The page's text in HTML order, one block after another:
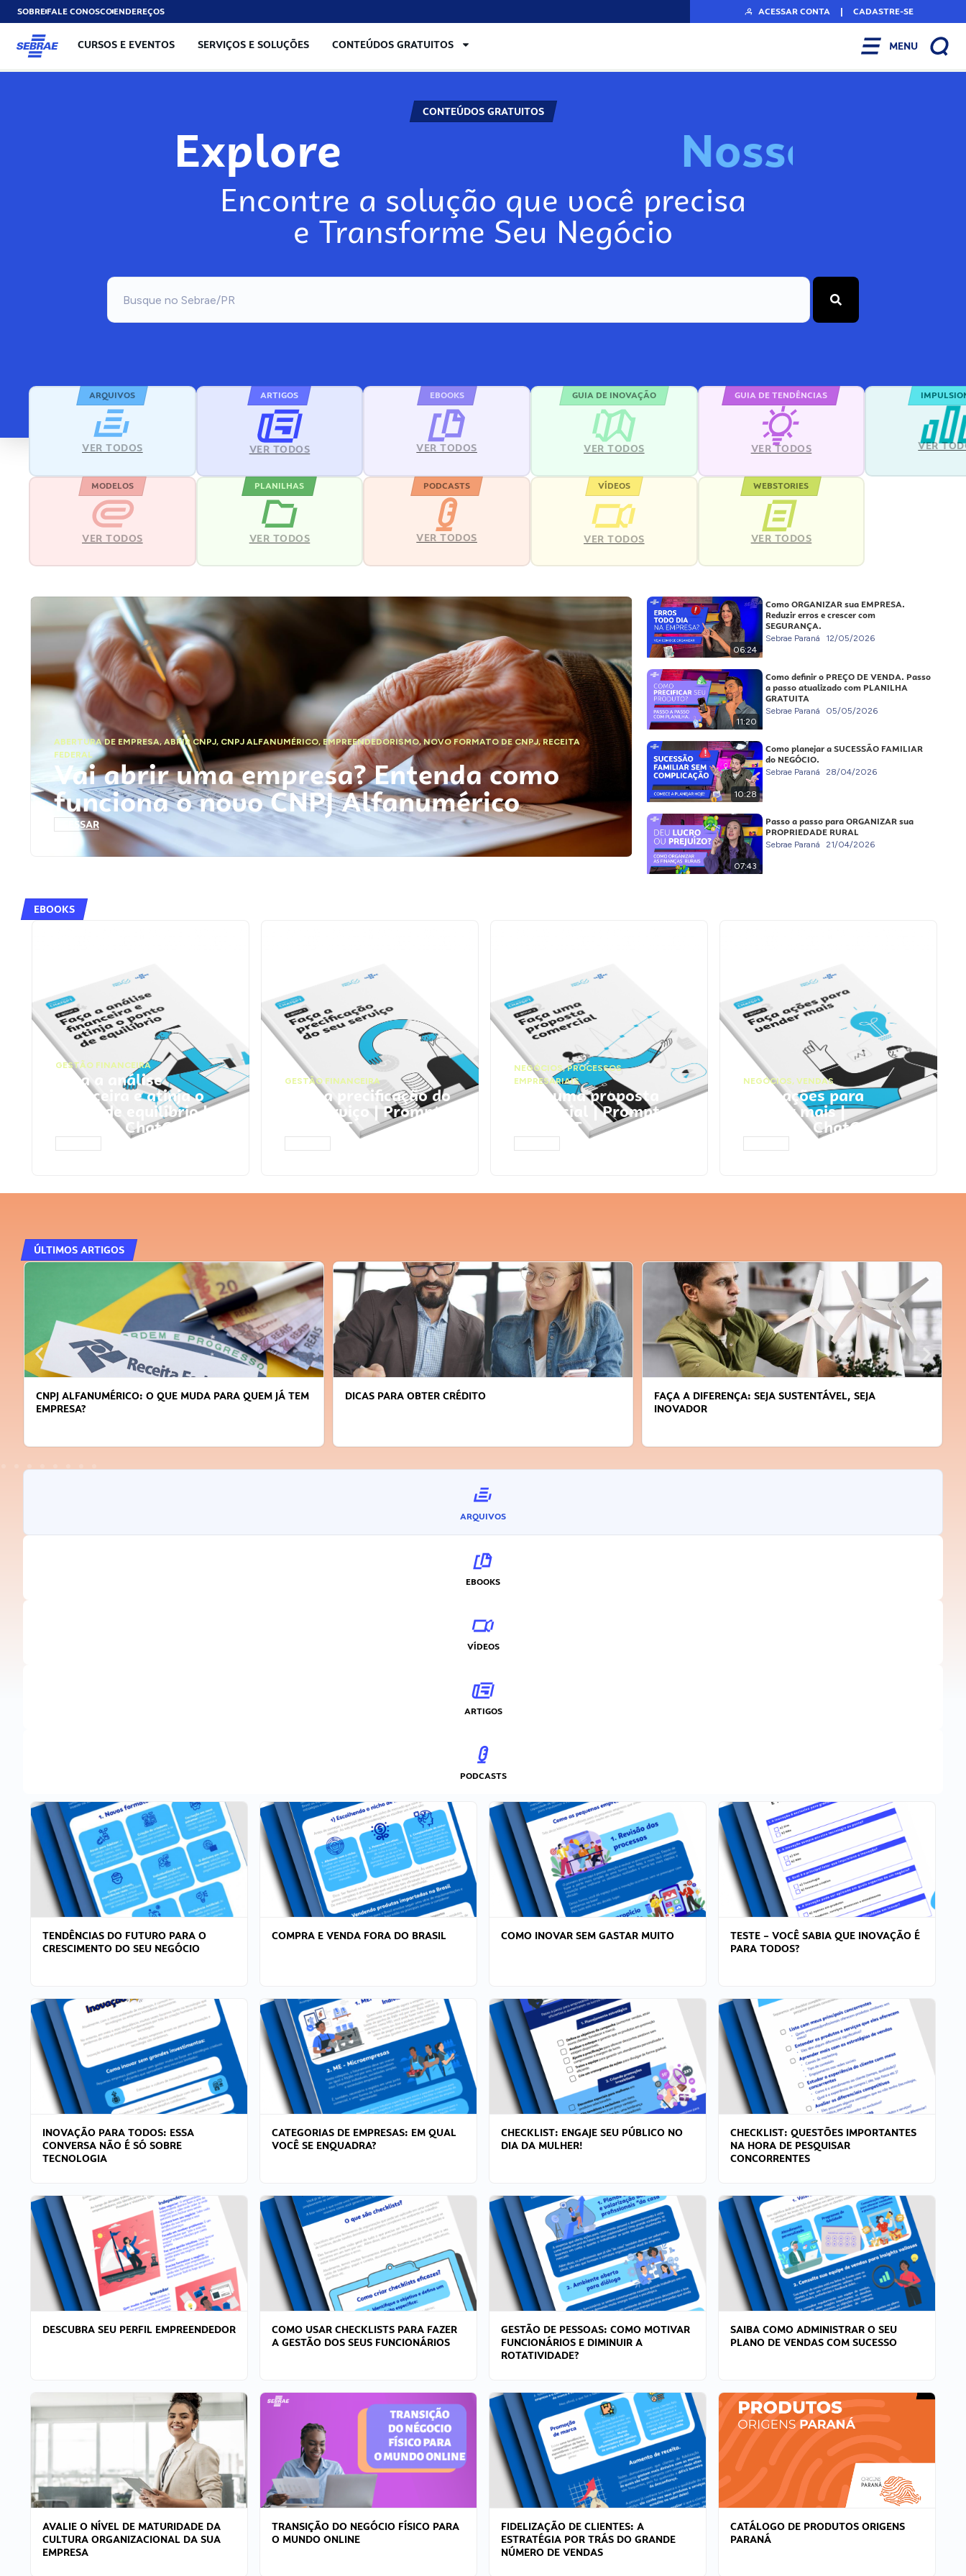
SOBREFALE CONOSCOENDEREÇOS ACESSAR CONTA | CADASTRE-SE
CURSOS E EVENTOS SERVIÇOS E SOLUÇÕES CONTEÚDOS GRATUITOS MENU
CONTEÚDOS GRATUITOS
Explore Nosso
Encontre a solução que você precisa
e Transforme Seu Negócio
ARQUIVOS
VER TODOS
ARTIGOS
VER TODOS
EBOOKS
VER TODOS
GUIA DE INOVAÇÃO
VER TODOS
GUIA DE TENDÊNCIAS
VER TODOS VER
MODELOS
VER TODOS
PLANILHAS
VER TODOS
PODCASTS
VER TODOS
VÍDEOS
VER TODOS
WEBSTORIES
VER TODOS
ABERTURA DE EMPRESA,ABRIR CNPJ, CNPJ ALFANUMÉRICO, EMPREENDEDORISMO,NOVO FORMATO DE CNPJ,RECEITA
FEDERAL
Vai abrir uma empresa? Entenda como
funciona o novo CNPJ Alfanumérico
ACESSAR
06:24
Como ORGANIZAR sua EMPRESA.
Reduzir erros e crescer com
SEGURANÇA.
Sebrae Paraná 12/05/2026
11:20
Como definir o PREÇO DE VENDA. Passo
a passo atualizado com PLANILHA
GRATUITA
Sebrae Paraná 05/05/2026
10:28
Como planejar a SUCESSÃO FAMILIAR
do NEGÓCIO.
Sebrae Paraná 28/04/2026
07:43
Passo a passo para ORGANIZAR sua
PROPRIEDADE RURAL
Sebrae Paraná 21/04/2026
EBOOKS
GESTÃO FINANCEIRA
Faça a análise
financeira e atinja o
ponto de equilíbrio |
Prompts ChatGPT
GESTÃO FINANCEIRA
Faça a precificação do
seu serviço | Prompts
ChatGPT
NEGÓCIOS,PROCESSOS
EMPRESARIAIS
Faça uma proposta
comercial | Prompts
ChatGPT
NEGÓCIOS, VENDAS
Faça ações para
vender mais |
Prompts ChatGPT
ÚLTIMOS ARTIGOS
CNPJ ALFANUMÉRICO: O QUE MUDA PARA QUEM JÁ TEM
EMPRESA?
DICAS PARA OBTER CRÉDITO
FAÇA A DIFERENÇA: SEJA SUSTENTÁVEL, SEJA
INOVADOR
ARQUIVOS
EBOOKS
VÍDEOS
ARTIGOS
PODCASTS
TENDÊNCIAS DO FUTURO PARA O
CRESCIMENTO DO SEU NEGÓCIO
COMPRA E VENDA FORA DO BRASIL COMO INOVAR SEM GASTAR MUITO
TESTE – VOCÊ SABIA QUE INOVAÇÃO É
PARA TODOS?
INOVAÇÃO PARA TODOS: ESSA
CONVERSA NÃO É SÓ SOBRE
TECNOLOGIA
CATEGORIAS DE EMPRESAS: EM QUAL
VOCÊ SE ENQUADRA?
CHECKLIST: ENGAJE SEU PÚBLICO NO
DIA DA MULHER!
CHECKLIST: QUESTÕES IMPORTANTES
NA HORA DE PESQUISAR
CONCORRENTES
DESCUBRA SEU PERFIL EMPREENDEDOR
COMO USAR CHECKLISTS PARA FAZER
A GESTÃO DOS SEUS FUNCIONÁRIOS
GESTÃO DE PESSOAS: COMO MOTIVAR
FUNCIONÁRIOS E DIMINUIR A
ROTATIVIDADE?
SAIBA COMO ADMINISTRAR O SEU
PLANO DE VENDAS COM SUCESSO
AVALIE O NÍVEL DE MATURIDADE DA
CULTURA ORGANIZACIONAL DA SUA
EMPRESA
TRANSIÇÃO DO NEGÓCIO FÍSICO PARA
O MUNDO ONLINE
FIDELIZAÇÃO DE CLIENTES: A
ESTRATÉGIA POR TRÁS DO GRANDE
NÚMERO DE VENDAS
CATÁLOGO DE PRODUTOS ORIGENS
PARANÁ